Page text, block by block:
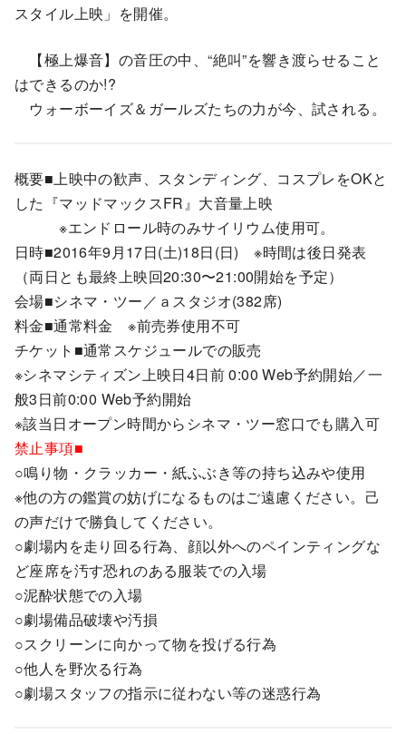
スタイル上映」を開催。
【極上爆音】の音圧の中、“絶叫”を響き渡らせること
はできるのか!?
ウォーボーイズ＆ガールズたちの力が今、試される。
概要■上映中の歓声、スタンディング、コスプレをOKと
した『マッドマックスFR』大音量上映
※エンドロール時のみサイリウム使用可。
日時■2016年9月17日(土)18日(日) ※時間は後日発表
（両日とも最終上映回20:30〜21:00開始を予定）
会場■シネマ・ツー／ａスタジオ(382席)
料金■通常料金 ※前売券使用不可
チケット■通常スケジュールでの販売
※シネマシティズン上映日4日前 0:00 Web予約開始／一
般3日前0:00 Web予約開始
※該当日オープン時間からシネマ・ツー窓口でも購入可
禁止事項■
○鳴り物・クラッカー・紙ふぶき等の持ち込みや使用
※他の方の鑑賞の妨げになるものはご遠慮ください。己
の声だけで勝負してください。
○劇場内を走り回る行為、顔以外へのペインティングな
ど座席を汚す恐れのある服装での入場
○泥酔状態での入場
○劇場備品破壊や汚損
○スクリーンに向かって物を投げる行為
○他人を野次る行為
○劇場スタッフの指示に従わない等の迷惑行為